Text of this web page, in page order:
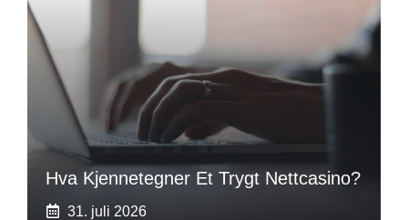
Hva Kjennetegner Et Trygt Nettcasino?
31. juli 2026